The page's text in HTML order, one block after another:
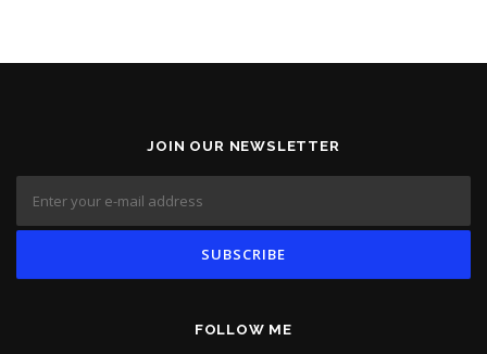
JOIN OUR NEWSLETTER
FOLLOW ME